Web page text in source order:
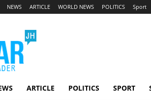
NEWS ARTICLE WORLD NEWS POLITICS Sport
ARTICLE POLITICS SPORT